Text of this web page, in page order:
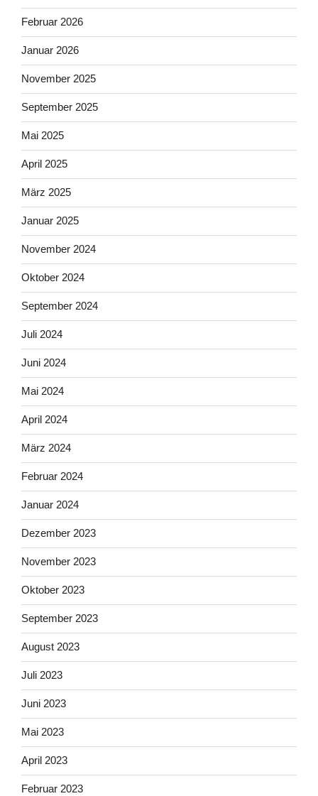
Februar 2026
Januar 2026
November 2025
September 2025
Mai 2025
April 2025
März 2025
Januar 2025
November 2024
Oktober 2024
September 2024
Juli 2024
Juni 2024
Mai 2024
April 2024
März 2024
Februar 2024
Januar 2024
Dezember 2023
November 2023
Oktober 2023
September 2023
August 2023
Juli 2023
Juni 2023
Mai 2023
April 2023
Februar 2023